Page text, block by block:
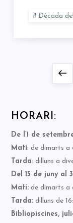
Dècada
les
HORARI:
De l’1 de
Matí: de dimarts a
Tarda: dilluns a
Del 15 de juny al
Matí: de dimarts a
Tarda: dilluns de
Bibliopiscines,